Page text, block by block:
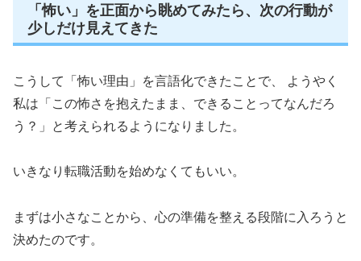
「怖い」を正面から眺めてみたら、次の行動が
少しだけ見えてきた
こうして「怖い理由」を言語化できたことで、 ようやく
私は「この怖さを抱えたまま、できることってなんだろ
う？」と考えられるようになりました。
いきなり転職活動を始めなくてもいい。
まずは小さなことから、心の準備を整える段階に入ろうと
決めたのです。